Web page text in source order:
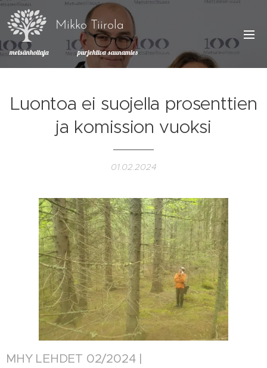
Mikko Tiirola
metsänhoitaja purjehtiva saunamies
Luontoa ei suojella prosenttien
ja komission vuoksi
01.02.2024
MHY LEHDET 02/2024 |